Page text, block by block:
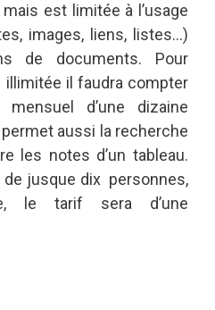
est limitée à l’usage
images, liens, listes…)
de documents. Pour
illimitée il faudra compter
d’une dizaine
aussi la recherche
les notes d’un tableau.
de jusque dix personnes,
le tarif sera d’une